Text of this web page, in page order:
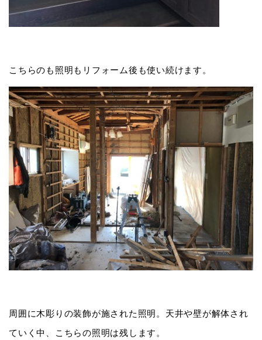
こちらのも照明もリフォーム後も使い続けます。
周囲に木彫りの装飾が施された照明。天井や壁が解体され
ていく中、こちらの照明は残します。